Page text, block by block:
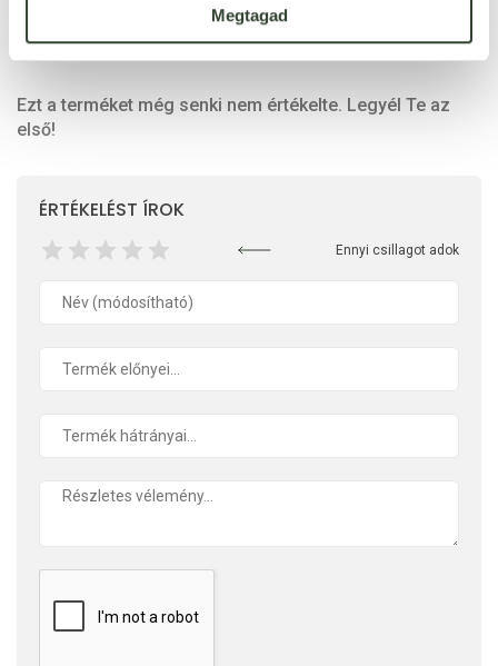
Megtagad
Ezt a terméket még senki nem értékelte. Legyél Te az
első!
ÉRTÉKELÉST ÍROK
Ennyi csillagot adok